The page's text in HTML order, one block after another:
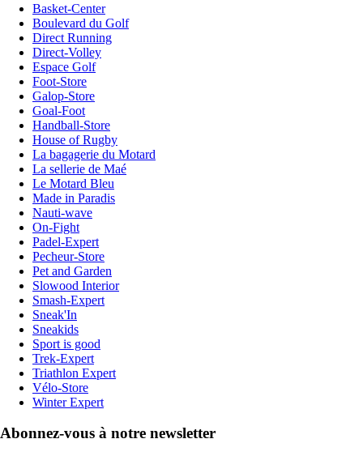
Basket-Center
Boulevard du Golf
Direct Running
Direct-Volley
Espace Golf
Foot-Store
Galop-Store
Goal-Foot
Handball-Store
House of Rugby
La bagagerie du Motard
La sellerie de Maé
Le Motard Bleu
Made in Paradis
Nauti-wave
On-Fight
Padel-Expert
Pecheur-Store
Pet and Garden
Slowood Interior
Smash-Expert
Sneak'In
Sneakids
Sport is good
Trek-Expert
Triathlon Expert
Vélo-Store
Winter Expert
Abonnez-vous à notre newsletter